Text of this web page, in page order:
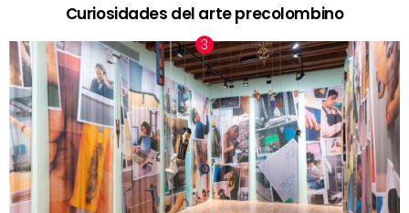
Curiosidades del arte precolombino